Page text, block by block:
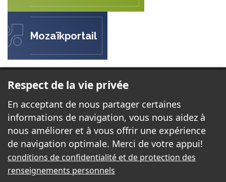
Mozaïkportail
ÉCOLE L'ÉQUIPAGE
20 rue de l'école
Val-des-Monts, QC J8N 7A9
Téléphone:819-503-8022
Télécopieur:819-671-0014
Respect de la vie privée
En acceptant de nous partager certaines
informations de navigation, vous nous aidez à
nous améliorer et à vous offrir une expérience
de navigation optimale. Merci de votre appui!
conditions de confidentialité et de protection des
renseignements personnels